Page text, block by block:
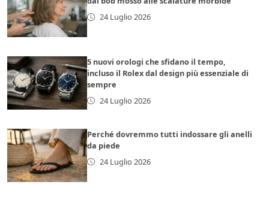
24 Luglio 2026
5 nuovi orologi che sfidano il tempo,
incluso il Rolex dal design più essenziale di
sempre
24 Luglio 2026
Perché dovremmo tutti indossare gli anelli
da piede
24 Luglio 2026